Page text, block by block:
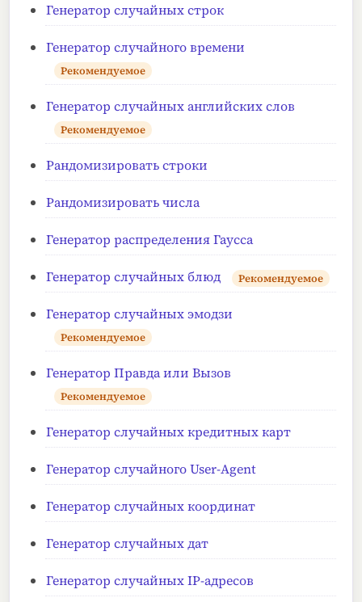
Генератор случайных строк
Генератор случайного времени
Рекомендуемое
Генератор случайных английских слов
Рекомендуемое
Рандомизировать строки
Рандомизировать числа
Генератор распределения Гаусса
Генератор случайных блюд Рекомендуемое
Генератор случайных эмодзи
Рекомендуемое
Генератор Правда или Вызов
Рекомендуемое
Генератор случайных кредитных карт
Генератор случайного User-Agent
Генератор случайных координат
Генератор случайных дат
Генератор случайных IP-адресов